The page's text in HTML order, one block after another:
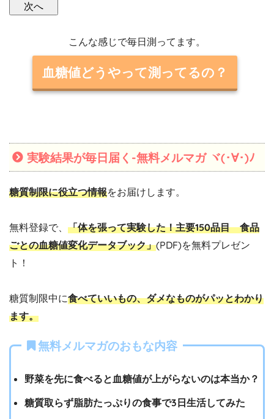
こんな感じで毎日測ってます。
血糖値どうやって測ってるの？
実験結果が毎日届く-無料メルマガ ヾ(･∀･)ﾉ
糖質制限に役立つ情報をお届けします。
無料登録で、 「体を張って実験した！主要150品目 食品
ごとの血糖値変化データブック」(PDF)を無料プレゼン
ト！
糖質制限中に食べていいもの、ダメなものがパッとわかり
ます。
無料メルマガのおもな内容
野菜を先に食べると血糖値が上がらないのは本当か？
糖質取らず脂肪たっぷりの食事で3日生活してみた